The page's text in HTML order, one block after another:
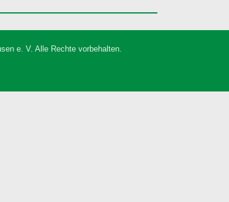
e. V. Alle Rechte vorbehalten.